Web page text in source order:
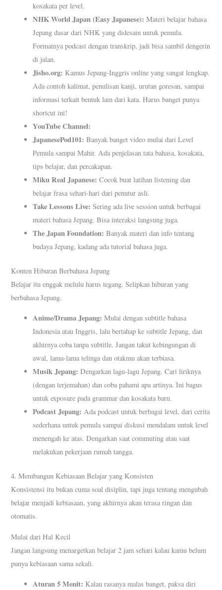
kosakata per level.
NHK World Japan (Easy Japanese): Materi belajar bahasa
Jepang dasar dari NHK yang didesain untuk pemula.
Formatnya podcast dengan transkrip, jadi bisa sambil dengerin
di jalan.
Jisho.org: Kamus Jepang-Inggris online yang sangat lengkap.
Ada contoh kalimat, penulisan kanji, urutan goresan, sampai
informasi terkait bentuk lain dari kata. Harus banget punya
shortcut ini!
YouTube Channel:
JapanesePod101: Banyak banget video mulai dari Level
Pemula sampai Mahir. Ada penjelasan tata bahasa, kosakata,
tips belajar, dan percakapan.
Miku Real Japanese: Cocok buat latihan listening dan
belajar frasa sehari-hari dari penutur asli.
Take Lessons Live: Sering ada live session untuk berbagai
materi bahasa Jepang. Bisa interaksi langsung juga.
The Japan Foundation: Banyak materi dan info tentang
budaya Jepang, kadang ada tutorial bahasa juga.
Konten Hiburan Berbahasa Jepang
Belajar itu enggak melulu harus tegang. Selipkan hiburan yang
berbahasa Jepang.
Anime/Drama Jepang: Mulai dengan subtitle bahasa
Indonesia atau Inggris, lalu bertahap ke subtitle Jepang, dan
akhirnya coba tanpa subtitle. Jangan takut kebingungan di
awal, lama-lama telinga dan otakmu akan terbiasa.
Musik Jepang: Dengarkan lagu-lagu Jepang. Cari liriknya
(dengan terjemahan) dan coba pahami apa artinya. Ini bagus
untuk exposure pada grammar dan kosakata baru.
Podcast Jepang: Ada podcast untuk berbagai level, dari cerita
sederhana untuk pemula sampai diskusi mendalam untuk level
menengah ke atas. Dengarkan saat commuting atau saat
melakukan pekerjaan rumah tangga.
4. Membangun Kebiasaan Belajar yang Konsisten
Konsistensi itu bukan cuma soal disiplin, tapi juga tentang mengubah
belajar menjadi kebiasaan, yang akhirnya akan terasa ringan dan
otomatis.
Mulai dari Hal Kecil
Jangan langsung menargetkan belajar 2 jam sehari kalau kamu belum
punya kebiasaan sama sekali.
Aturan 5 Menit: Kalau rasanya malas banget, paksa diri